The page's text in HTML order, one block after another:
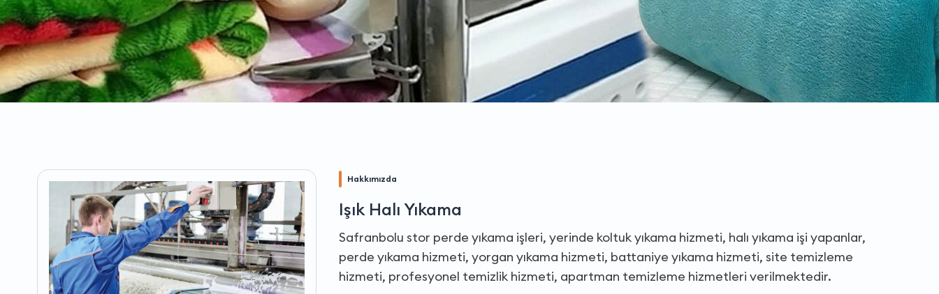
Hakkımızda
Işık Halı Yıkama
Safranbolu stor perde yıkama işleri, yerinde koltuk yıkama hizmeti, halı yıkama işi yapanlar,
perde yıkama hizmeti, yorgan yıkama hizmeti, battaniye yıkama hizmeti, site temizleme
hizmeti, profesyonel temizlik hizmeti, apartman temizleme hizmetleri verilmektedir.